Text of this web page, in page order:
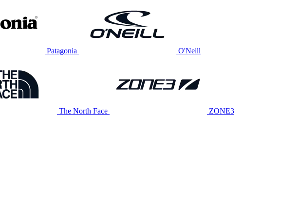
Patagonia O'Neill
The North Face ZONE3